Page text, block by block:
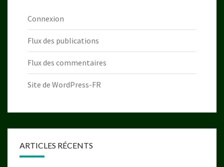
Connexion
Flux des publications
Flux des commentaires
Site de WordPress-FR
ARTICLES RÉCENTS